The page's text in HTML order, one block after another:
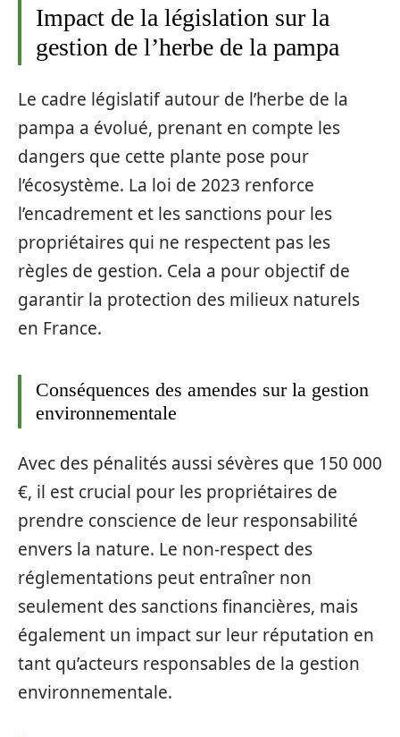
Impact de la législation sur la
gestion de l’herbe de la pampa
Le cadre législatif autour de l’herbe de la
pampa a évolué, prenant en compte les
dangers que cette plante pose pour
l’écosystème. La loi de 2023 renforce
l’encadrement et les sanctions pour les
propriétaires qui ne respectent pas les
règles de gestion. Cela a pour objectif de
garantir la protection des milieux naturels
en France.
Conséquences des amendes sur la gestion
environnementale
Avec des pénalités aussi sévères que 150 000
€, il est crucial pour les propriétaires de
prendre conscience de leur responsabilité
envers la nature. Le non-respect des
réglementations peut entraîner non
seulement des sanctions financières, mais
également un impact sur leur réputation en
tant qu’acteurs responsables de la gestion
environnementale.